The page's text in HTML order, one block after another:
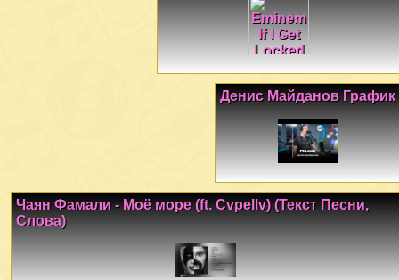
Денис Майданов График
Чаян Фамали - Моё море (ft. Cvpellv) (Текст Песни,
Слова)